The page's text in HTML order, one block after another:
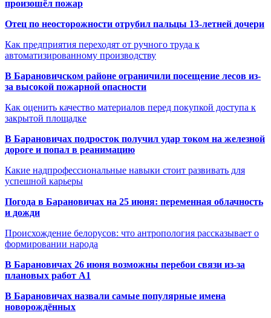
произошёл пожар
Отец по неосторожности отрубил пальцы 13-летней дочери
Как предприятия переходят от ручного труда к
автоматизированному производству
В Барановичском районе ограничили посещение лесов из-
за высокой пожарной опасности
Как оценить качество материалов перед покупкой доступа к
закрытой площадке
В Барановичах подросток получил удар током на железной
дороге и попал в реанимацию
Какие надпрофессиональные навыки стоит развивать для
успешной карьеры
Погода в Барановичах на 25 июня: переменная облачность
и дожди
Происхождение белорусов: что антропология рассказывает о
формировании народа
В Барановичах 26 июня возможны перебои связи из-за
плановых работ A1
В Барановичах назвали самые популярные имена
новорождённых